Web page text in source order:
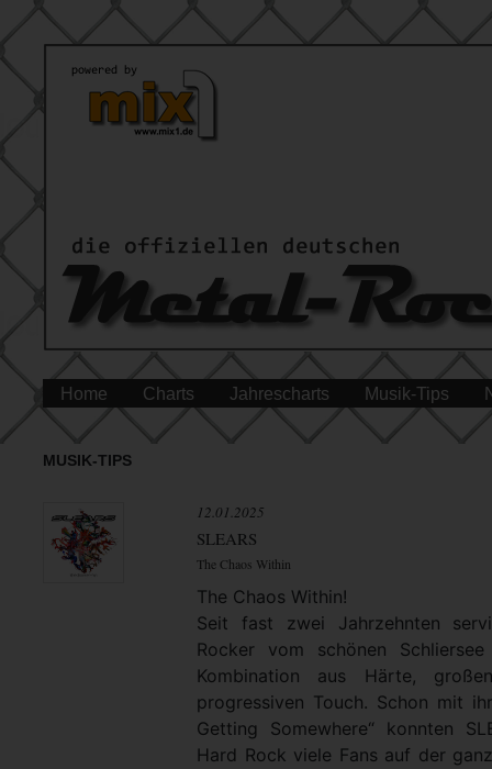
Home Charts Jahrescharts Musik-Tips
MUSIK-TIPS
12.01.2025
SLEARS
The Chaos Within
The Chaos Within!
Seit fast zwei Jahrzehnten
Rocker vom schönen
Kombination aus Härte,
progressiven Touch. Schon mit
Getting Somewhere“ konnten
Hard Rock viele Fans auf der